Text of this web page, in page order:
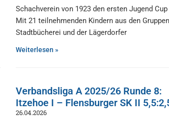
Schachverein von 1923 den ersten Jugend Cup
Mit 21 teilnehmenden Kindern aus den
Stadtbücherei und der Lägerdorfer
Weiterlesen »
Verbandsliga A 2025/26 Runde 8:
Itzehoe I – Flensburger SK II
26.04.2026